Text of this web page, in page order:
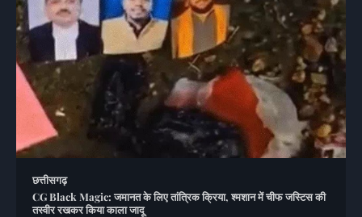
छत्तीसगढ़
CG Black Magic: जमानत के लिए तांत्रिक क्रिया, श्मशान में चीफ जस्टिस की
तस्वीर रखकर किया काला जादू